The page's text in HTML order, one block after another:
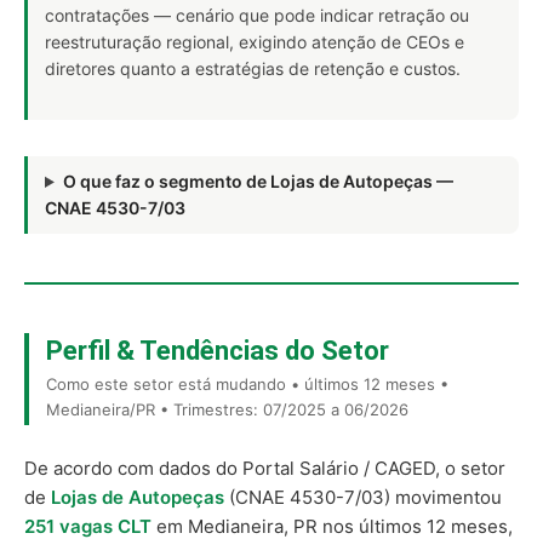
contratações — cenário que pode indicar retração ou
reestruturação regional, exigindo atenção de CEOs e
diretores quanto a estratégias de retenção e custos.
O que faz o segmento de Lojas de Autopeças —
CNAE 4530-7/03
Perfil & Tendências do Setor
Como este setor está mudando • últimos 12 meses •
Medianeira/PR • Trimestres: 07/2025 a 06/2026
De acordo com dados do Portal Salário / CAGED, o setor
de Lojas de Autopeças (CNAE 4530-7/03) movimentou
251 vagas CLT em Medianeira, PR nos últimos 12 meses,